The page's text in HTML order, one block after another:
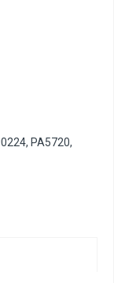
, PA5720,